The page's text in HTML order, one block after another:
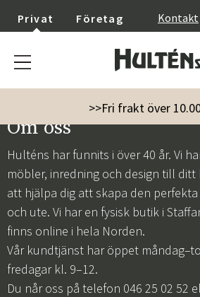
Privat Företag Kontakt
>>Fri frakt över
Om oss
Hulténs har funnits i över 40 år. Vi
möbler, inredning och design till ditt
att hjälpa dig att skapa den
och ute. Vi har en fysisk butik i
finns online i hela Norden.
Vår kundtjänst har öppet
fredagar kl. 9–12.
Du når oss på telefon 046 25 02 52